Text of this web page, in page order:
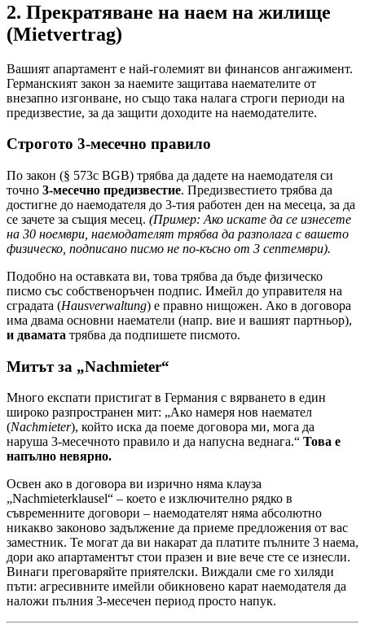
2. Прекратяване на наем на жилище
(Mietvertrag)
Вашият апартамент е най-големият ви финансов ангажимент.
Германският закон за наемите защитава наемателите от
внезапно изгонване, но също така налага строги периоди на
предизвестие, за да защити доходите на наемодателите.
Строгото 3-месечно правило
По закон (§ 573c BGB) трябва да дадете на наемодателя си
точно 3-месечно предизвестие. Предизвестието трябва да
достигне до наемодателя до 3-тия работен ден на месеца, за да
се зачете за същия месец. (Пример: Ако искате да се изнесете
на 30 ноември, наемодателят трябва да разполага с вашето
физическо, подписано писмо не по-късно от 3 септември).
Подобно на оставката ви, това трябва да бъде физическо
писмо със собственоръчен подпис. Имейл до управителя на
сградата (Hausverwaltung) е правно нищожен. Ако в договора
има двама основни наематели (напр. вие и вашият партньор),
и двамата трябва да подпишете писмото.
Митът за „Nachmieter“
Много експати пристигат в Германия с вярването в един
широко разпространен мит: „Ако намеря нов наемател
(Nachmieter), който иска да поеме договора ми, мога да
наруша 3-месечното правило и да напусна веднага.“ Това е
напълно невярно.
Освен ако в договора ви изрично няма клауза
„Nachmieterklausel“ – което е изключително рядко в
съвременните договори – наемодателят няма абсолютно
никакво законово задължение да приеме предложения от вас
заместник. Те могат да ви накарат да платите пълните 3 наема,
дори ако апартаментът стои празен и вие вече сте се изнесли.
Винаги преговаряйте приятелски. Виждали сме го хиляди
пъти: агресивните имейли обикновено карат наемодателя да
наложи пълния 3-месечен период просто напук.